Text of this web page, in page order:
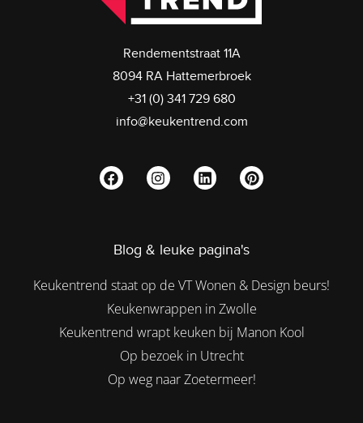
Rendementstraat 11A
8094 RA Hattemerbroek
+31 (0) 341 729 680
info@keukentrend.com
Blog & leuke pagina's
Keukentrend staat op de VT Wonen & Design beurs!
Keukenwrappen in Zwolle
Keukentrend wrapt keuken bij Manon Kool
Op bezoek in Utrecht
Op weg naar Zoetermeer!